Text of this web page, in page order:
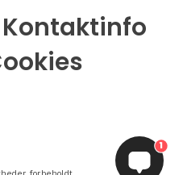
Kontaktinfo
1